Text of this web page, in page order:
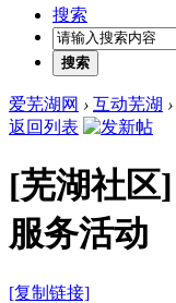
搜索
搜索
爱芜湖网 › 互动芜湖 ›
返回列表
[芜湖社区]
服务活动
[复制链接]